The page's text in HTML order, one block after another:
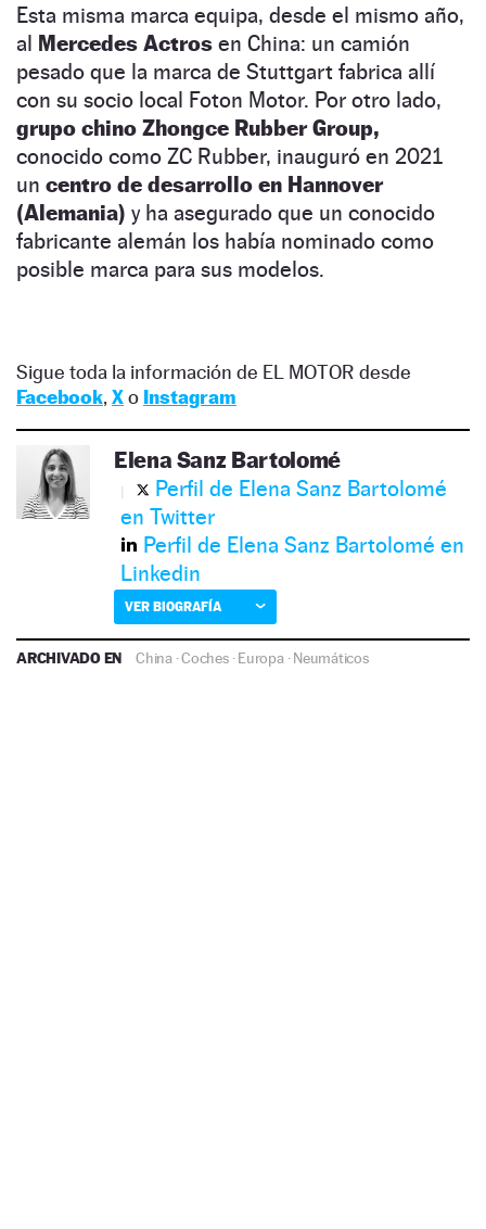
Esta misma marca equipa, desde el mismo año,
al Mercedes Actros en China: un camión
pesado que la marca de Stuttgart fabrica allí
con su socio local Foton Motor. Por otro lado,
grupo chino Zhongce Rubber Group,
conocido como ZC Rubber, inauguró en 2021
un centro de desarrollo en Hannover
(Alemania) y ha asegurado que un conocido
fabricante alemán los había nominado como
posible marca para sus modelos.
Sigue toda la información de EL MOTOR desde
Facebook, Xo Instagram
Elena Sanz Bartolomé
Perfil de Elena Sanz Bartolomé
en Twitter
Perfil de Elena Sanz Bartolomé en
Linkedin
VER BIOGRAFÍA
ARCHIVADO EN China·Coches·Europa·Neumáticos